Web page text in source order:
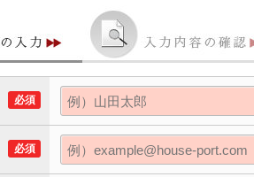
必須
必須